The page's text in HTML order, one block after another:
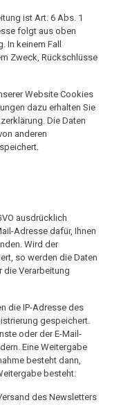
ist Art. 6 Abs. 1
folgt aus oben
keinem Fall
Zweck, Rückschlüsse
Website Cookies
dazu erhalten Sie
Die Daten
anderen
ausdrücklich
Adresse dafür, Ihnen
Wird der
so werden die Daten
die Verarbeitung
die IP-Adresse des
gespeichert.
oder der E-Mail-
Eine Weitergabe
besteht dann,
besteht.
des Newsletters